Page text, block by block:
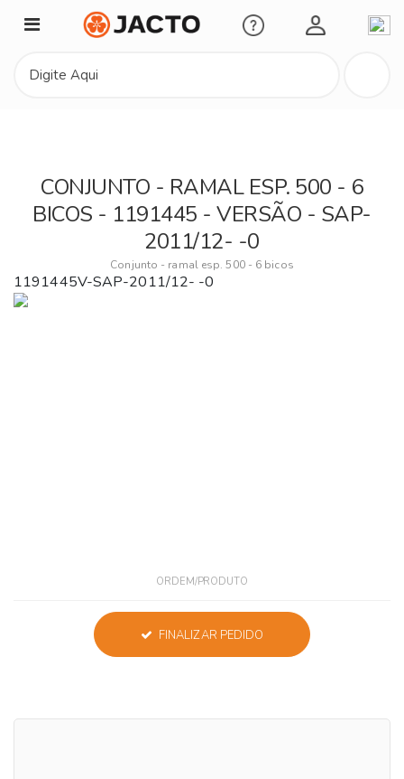
Minha Conta
CONJUNTO - RAMAL ESP. 500 - 6
BICOS - 1191445 - VERSÃO - SAP-
2011/12- -0
Conjunto - ramal esp. 500 - 6 bicos
1191445V-SAP-2011/12- -0
ORDEM/PRODUTO
FINALIZAR PEDIDO